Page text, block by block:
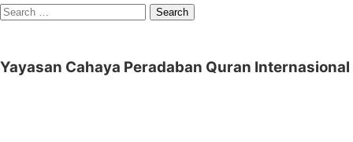
Search
Yayasan Cahaya Peradaban Quran Internasional